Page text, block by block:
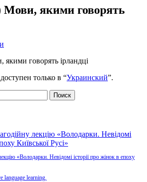
Мови, якими говорять
только в “Украинский”.
«Володарки. Невідомі історії про жінок в епоху
language learning.